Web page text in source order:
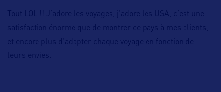
Tout LOL !! J’adore les voyages, j’adore les USA, c’est une
satisfaction énorme que de montrer ce pays à mes clients,
et encore plus d’adapter chaque voyage en fonction de
leurs envies.